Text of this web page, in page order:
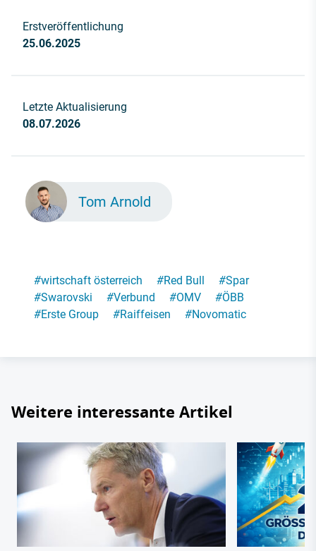
Erstveröffentlichung
25.06.2025
Letzte Aktualisierung
08.07.2026
Tom Arnold
#wirtschaft österreich #Red Bull #Spar
#Swarovski #Verbund #OMV #ÖBB
#Erste Group #Raiffeisen #Novomatic
Weitere interessante Artikel